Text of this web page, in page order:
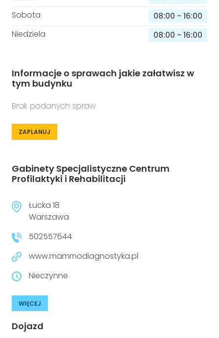
Sobota
08:00 - 16:00
Niedziela
08:00 - 16:00
Informacje o sprawach jakie załatwisz w
tym budynku
Brak podanych spraw
ZAPLANUJ
Gabinety Specjalistyczne Centrum
Profilaktyki i Rehabilitacji
Łucka 18
Warszawa
502557644
www.mammodiagnostyka.pl
Nieczynne
WIĘCEJ
Dojazd